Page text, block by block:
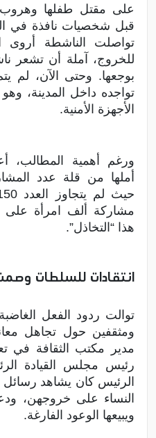
على مقتل طفلها وهروب
قبل شخصيات نافذة في
تواصلت الناشطة أروى
للخروج، آملة أن تشعر
بوجعها. وحتى الآن، لم
تواجده داخل المدينة،
الأجهزة الأمنية.
ورغم أهمية المطالب،
أملها من قلة عدد
مشاركة ألف امرأة على
هذا “التخاذل”.
انتقادات للسلطات
توالت ردود الفعل
ومثقفين حول تجاهل
مدير مكتب الثقافة في
رئيس مجلس القيادة
الرئيس كان يشاهد رسائل
النساء على خروجهن،
ويبيعها الوعود الفارغة.